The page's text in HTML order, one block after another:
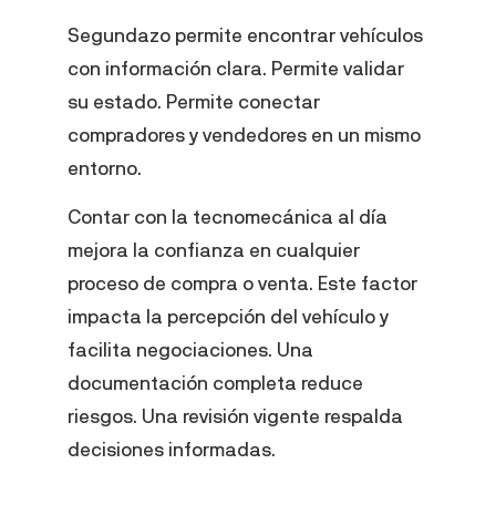
Segundazo permite encontrar vehículos
con información clara. Permite validar
su estado. Permite conectar
compradores y vendedores en un mismo
entorno.
Contar con la tecnomecánica al día
mejora la confianza en cualquier
proceso de compra o venta. Este factor
impacta la percepción del vehículo y
facilita negociaciones. Una
documentación completa reduce
riesgos. Una revisión vigente respalda
decisiones informadas.